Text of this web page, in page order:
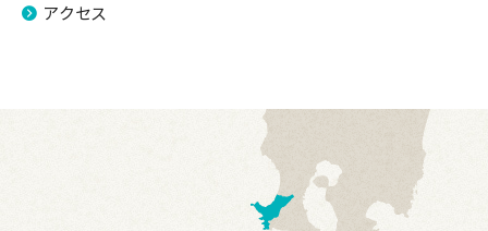
アクセス